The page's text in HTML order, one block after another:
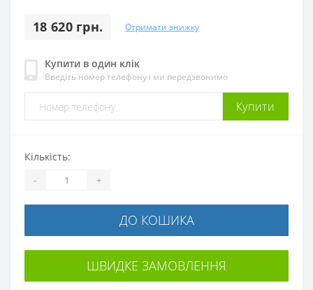
18 620 грн. Отримати знижку
Купити в один клік
Введіть номер телефону і ми передзвонимо
Купити
Кількість:
- +
ДО КОШИКА
ШВИДКЕ ЗАМОВЛЕННЯ